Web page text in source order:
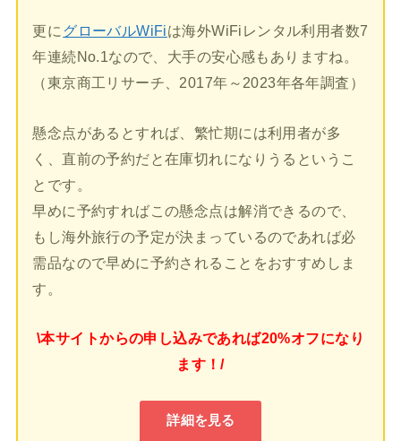
更に グローバルWiFiは海外WiFiレンタル利用者数7
年連続No.1なので、大手の安心感もありますね。
（東京商工リサーチ、2017年～2023年各年調査）
懸念点があるとすれば、繁忙期には利用者が多
く、直前の予約だと在庫切れになりうるというこ
とです。
早めに予約すればこの懸念点は解消できるので、
もし海外旅行の予定が決まっているのであれば必
需品なので早めに予約されることをおすすめしま
す。
\本サイトからの申し込みであれば20%オフになり
ます！/
詳細を見る